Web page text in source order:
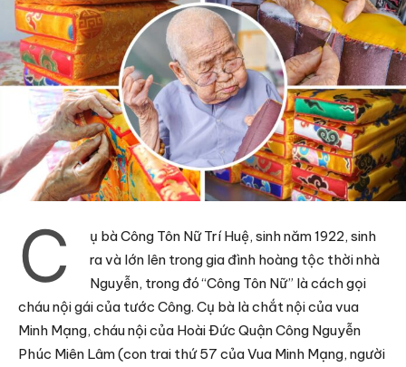
C
ụ bà Công Tôn Nữ Trí Huệ, sinh năm 1922, sinh
ra và lớn lên trong gia đình hoàng tộc thời nhà
Nguyễn, trong đó “Công Tôn Nữ” là cách gọi
cháu nội gái của tước Công. Cụ bà là chắt nội của vua
Minh Mạng, cháu nội của Hoài Đức Quận Công Nguyễn
Phúc Miên Lâm (con trai thứ 57 của Vua Minh Mạng, người